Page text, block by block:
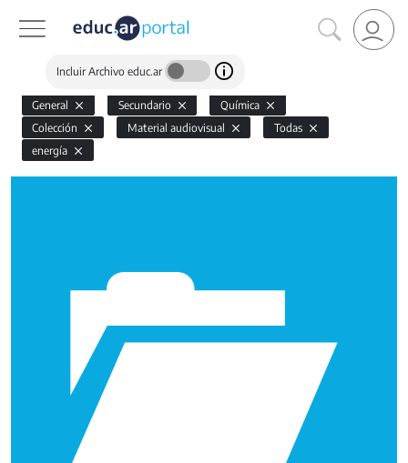
Incluir Archivo educ.ar
General Secundario
Química
Colección
Material audiovisual
Todas
energía